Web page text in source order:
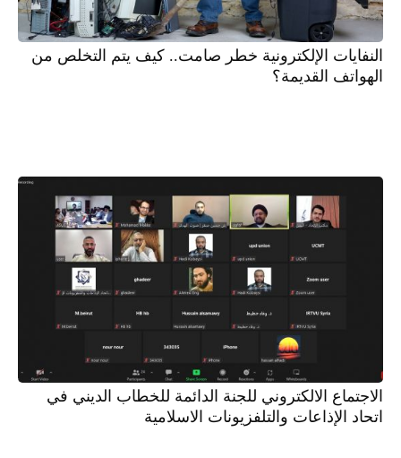
النفايات الإلكترونية خطر صامت.. كيف يتم التخلص من
الهواتف القديمة؟
الاجتماع الالكتروني للجنة الدائمة للخطاب الديني في
اتحاد الإذاعات والتلفزيونات الاسلامية